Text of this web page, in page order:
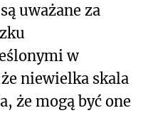
uważane za
w
niewielka skala
że mogą być one